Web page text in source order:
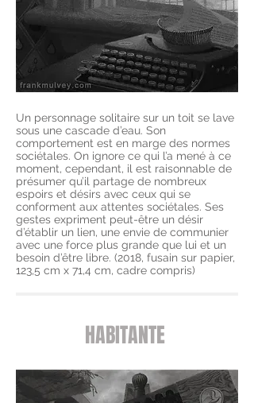
Un personnage solitaire sur un toit se lave
sous une cascade d’eau. Son
comportement est en marge des normes
sociétales. On ignore ce qui l’a mené à ce
moment, cependant, il est raisonnable de
présumer qu’il partage de nombreux
espoirs et désirs avec ceux qui se
conforment aux attentes sociétales. Ses
gestes expriment peut-être un désir
d’établir un lien, une envie de communier
avec une force plus grande que lui et un
besoin d’être libre. (2018, fusain sur papier,
123,5 cm x 71,4 cm, cadre compris)
HABITANTE